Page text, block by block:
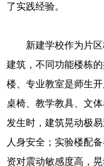
了实践经验。
新建学校作为片
建筑，不同功能楼栋
楼、专业教室是师生
桌椅、教学教具、文
发生时，建筑晃动极
人身安全；实验楼配
资对震动敏感度高，